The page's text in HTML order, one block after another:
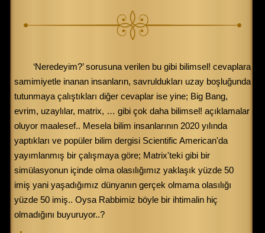
‘Neredeyim?’ sorusuna verilen bu gibi bilimsel! cevaplara
samimiyetle inanan insanların, savruldukları uzay boşluğunda
tutunmaya çalıştıkları diğer cevaplar ise yine; Big Bang,
evrim, uzaylılar, matrix, … gibi çok daha bilimsel! açıklamalar
oluyor maalesef.. Mesela bilim insanlarının 2020 yılında
yaptıkları ve popüler bilim dergisi Scientific American'da
yayımlanmış bir çalışmaya göre; Matrix'teki gibi bir
simülasyonun içinde olma olasılığımız yaklaşık yüzde 50
imiş yani yaşadığımız dünyanın gerçek olmama olasılığı
yüzde 50 imiş.. Oysa Rabbimiz böyle bir ihtimalin hiç
olmadığını buyuruyor..?